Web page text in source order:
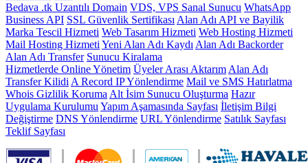
Bedava .tk Uzantılı Domain VDS, VPS Sanal Sunucu WhatsApp
Business API SSL Güvenlik Sertifikası Alan Adı API ve Bayilik
Marka Tescil Hizmeti Web Tasarım Hizmeti Web Hosting Hizmeti
Mail Hosting Hizmeti Yeni Alan Adı Kaydı Alan Adı Backorder
Alan Adı Transfer Sunucu Kiralama
Hizmetlerde Online Yönetim Üyeler Arası Aktarım Alan Adı
Transfer Kilidi A Record IP Yönlendirme Mail ve SMS Hatırlatma
Whois Gizlilik Koruma Alt İsim Sunucu Oluşturma Hazır
Uygulama Kurulumu Yapım Aşamasında Sayfası İletişim Bilgi
Değiştirme DNS Yönlendirme URL Yönlendirme Satılık Sayfası
Teklif Sayfası